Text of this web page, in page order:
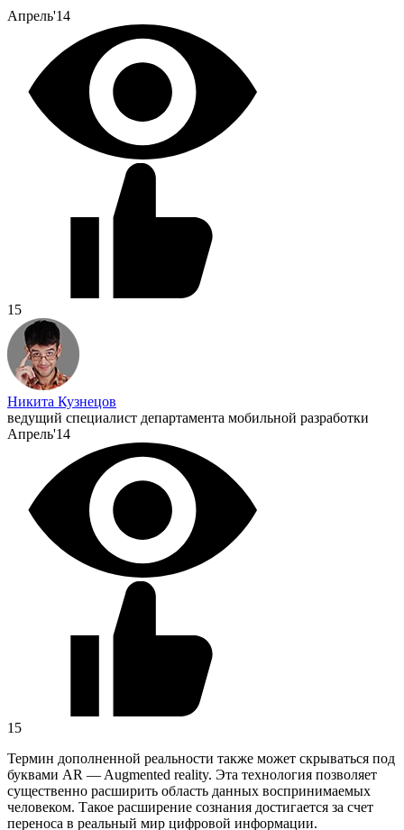
Апрель'14
15
Никита Кузнецов
ведущий специалист департамента мобильной разработки
Апрель'14
15
Термин дополненной реальности также может скрываться под
буквами AR — Augmented reality. Эта технология позволяет
существенно расширить область данных воспринимаемых
человеком. Такое расширение сознания достигается за счет
переноса в реальный мир цифровой информации.